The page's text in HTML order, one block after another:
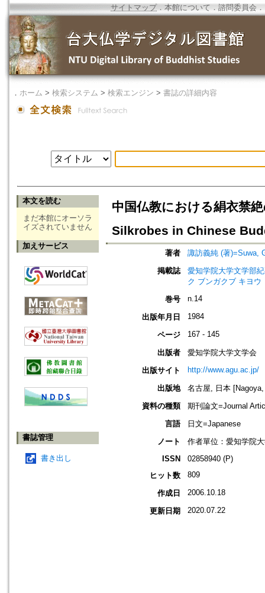
サイトマップ．本館について ． 諮問委員会 ．
． ホーム > 検索システム > 検索エンジン > 書誌の詳細内容
本文を読む
まだ本館にオーソラ
イズされていません
加えサービス
書誌管理
書き出し
中国仏教における絹衣禁
Silkrobes in Chinese
著者
諏訪義純 (著)=Suwa,
掲載誌
愛知学院大学文学部
ク ブンガクブ キヨウ
巻号
n.14
出版年月日 1984
ページ 167 - 145
出版者
愛知学院大学文学会
出版サイト
http://www.agu.ac.jp/
出版地
名古屋, 日本
資料の種類
期刊論文=Journal
言語
日文=Japanese
ノート
作者單位：愛知学院
ISSN
02858940 (P)
ヒット数
809
作成日 2006.10.18
更新日期 2020.07.22